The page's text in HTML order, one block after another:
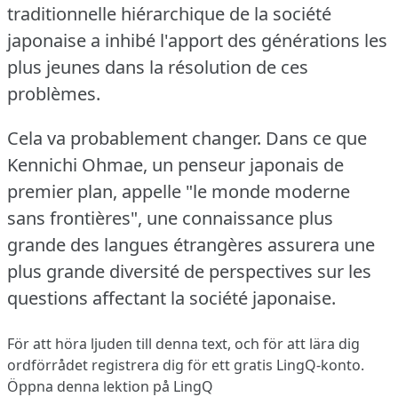
traditionnelle hiérarchique de la société
japonaise a inhibé l'apport des générations les
plus jeunes dans la résolution de ces
problèmes.
Cela va probablement changer. Dans ce que
Kennichi Ohmae, un penseur japonais de
premier plan, appelle "le monde moderne
sans frontières", une connaissance plus
grande des langues étrangères assurera une
plus grande diversité de perspectives sur les
questions affectant la société japonaise.
För att höra ljuden till denna text, och för att lära dig
ordförrådet registrera dig för ett gratis LingQ-konto.
Öppna denna lektion på LingQ